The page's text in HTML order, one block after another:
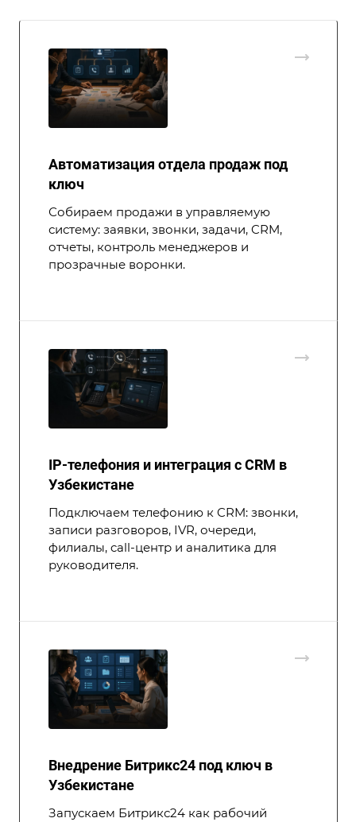
Автоматизация отдела продаж под
ключ
Собираем продажи в управляемую
систему: заявки, звонки, задачи, CRM,
отчеты, контроль менеджеров и
прозрачные воронки.
IP-телефония и интеграция с CRM в
Узбекистане
Подключаем телефонию к CRM: звонки,
записи разговоров, IVR, очереди,
филиалы, call-центр и аналитика для
руководителя.
Внедрение Битрикс24 под ключ в
Узбекистане
Запускаем Битрикс24 как рабочий